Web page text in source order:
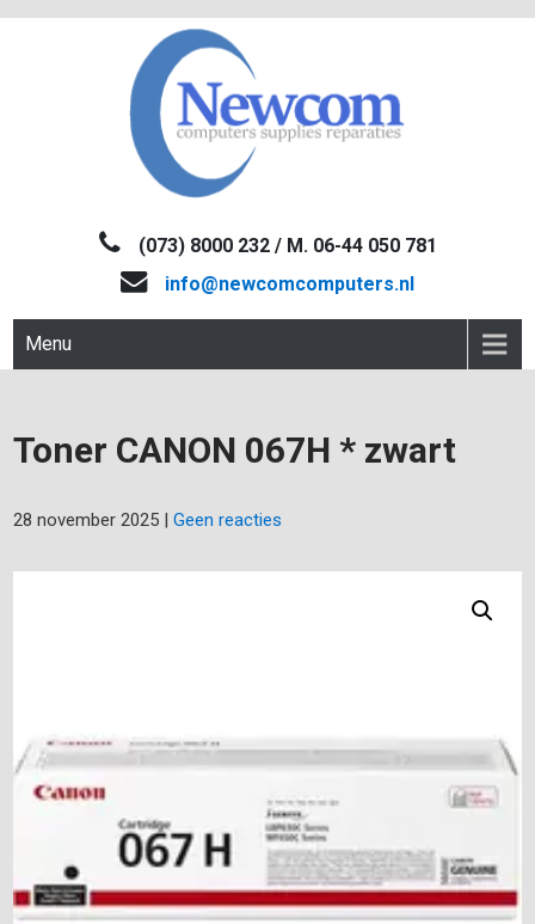
NEWCOM(073) 8000 232 / M. 06-44 050 781
info@newcomcomputers.nl
Menu
Toner CANON 067H * zwart
28 november 2025 |Geen reacties